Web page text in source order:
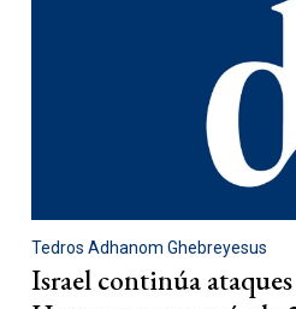
Tedros Adhanom Ghebreyesus
Israel continúa